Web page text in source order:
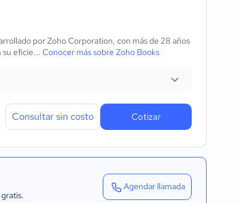
por Zoho Corporation, con más de 28 años
su eficie... Conocer más sobre Zoho Books
Consultar sin costo Cotizar
gratis.
Agendar llamada